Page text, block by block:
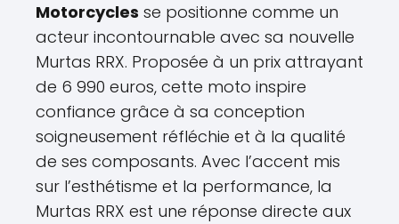
Motorcycles se positionne comme un
acteur incontournable avec sa nouvelle
Murtas RRX. Proposée à un prix attrayant
de 6 990 euros, cette moto inspire
confiance grâce à sa conception
soigneusement réfléchie et à la qualité
de ses composants. Avec l’accent mis
sur l’esthétisme et la performance, la
Murtas RRX est une réponse directe aux